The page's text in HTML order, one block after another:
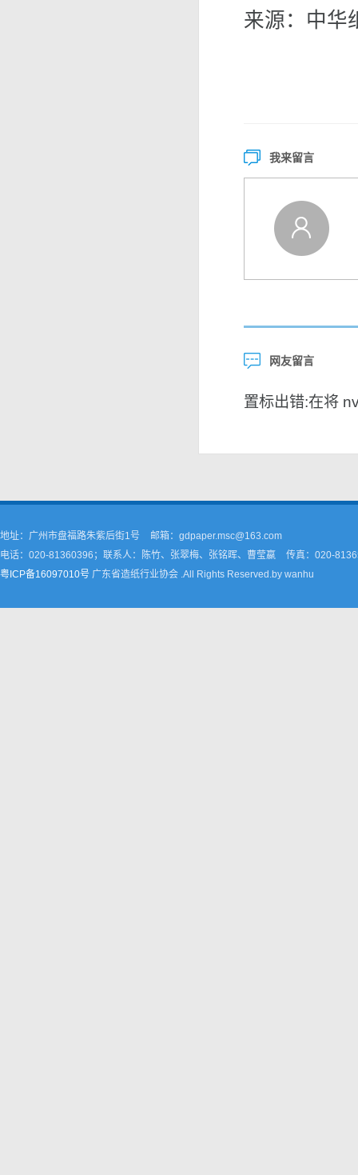
来源：中华
我来留言
网友留言
置标出错:在将
地址：广州市盘福路朱紫后街1号
邮箱：gdpaper.msc@163.com
电话：020-81360396；联系人：陈竹、张翠梅、张铭晖、曹莹嬴
传真：020-
粤ICP备16097010号 广东省造纸行业协会 .All Rights Reserved.by wanhu